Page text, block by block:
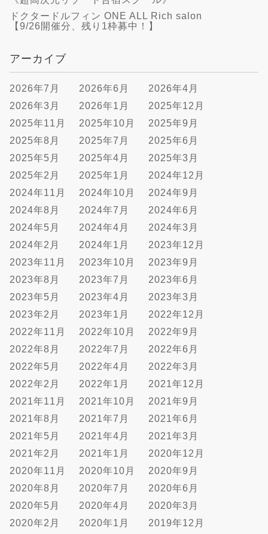
ドクタードルフィン ONE ALL Rich salon
【9/26開催分、残り1枠募中！】
アーカイブ
2026年7月 2026年6月
2026年4月
2026年3月
2026年1月
2025年12月
2025年11月
2025年10月
2025年9月
2025年8月
2025年7月
2025年6月
2025年5月
2025年4月
2025年3月
2025年2月
2025年1月
2024年12月
2024年11月
2024年10月
2024年9月
2024年8月
2024年7月
2024年6月
2024年5月
2024年4月
2024年3月
2024年2月
2024年1月
2023年12月
2023年11月
2023年10月
2023年9月
2023年8月
2023年7月
2023年6月
2023年5月
2023年4月
2023年3月
2023年2月
2023年1月
2022年12月
2022年11月
2022年10月
2022年9月
2022年8月
2022年7月
2022年6月
2022年5月
2022年4月
2022年3月
2022年2月
2022年1月
2021年12月
2021年11月
2021年10月
2021年9月
2021年8月
2021年7月
2021年6月
2021年5月
2021年4月
2021年3月
2021年2月
2021年1月
2020年12月
2020年11月
2020年10月
2020年9月
2020年8月
2020年7月
2020年6月
2020年5月
2020年4月
2020年3月
2020年2月
2020年1月
2019年12月